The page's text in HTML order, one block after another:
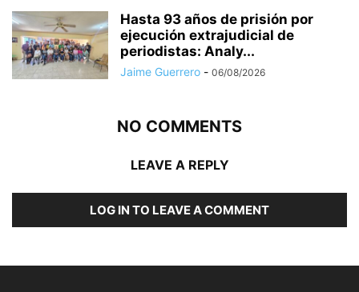
Hasta 93 años de prisión por
ejecución extrajudicial de
periodistas: Analy...
Jaime Guerrero - 06/08/2026
NO COMMENTS
LEAVE A REPLY
LOG IN TO LEAVE A COMMENT